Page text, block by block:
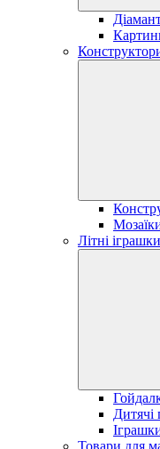
Літні іграшки
Дитячі
Товари для